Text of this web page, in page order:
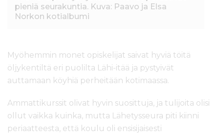
pieniä seurakuntia. Kuva: Paavo ja Elsa
Norkon kotialbumi
Myöhemmin monet opiskelijat saivat hyviä töitä
öljykentiltä eri puolilta Lähi-itää ja pystyivät
auttamaan köyhiä perheitään kotimaassa.
Ammattikurssit olivat hyvin suosittuja, ja tulijoita olisi
ollut vaikka kuinka, mutta Lähetysseura piti kiinni
periaatteesta, että koulu oli ensisijaisesti